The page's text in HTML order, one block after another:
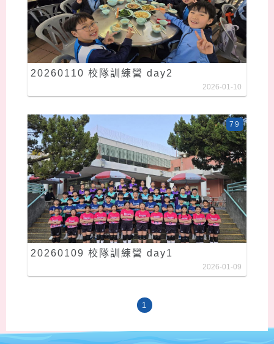
20260110 校隊訓練營 day2
2026-01-10
20260109 校隊訓練營 day1
79
2026-01-09
1